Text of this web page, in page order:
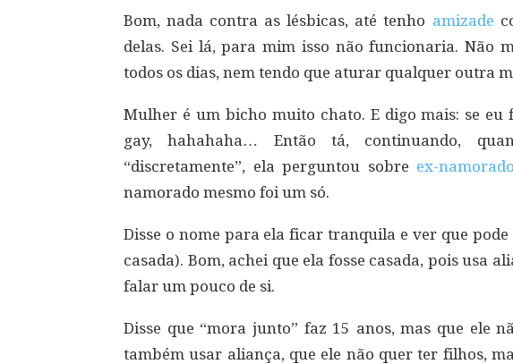
Bom, nada contra as lésbicas, até tenho amizade
delas. Sei lá, para mim isso não funcionaria. Não
todos os dias, nem tendo que aturar qualquer outra
Mulher é um bicho muito chato. E digo mais: se eu
gay, hahahaha… Então tá, continuando,
“discretamente”, ela perguntou sobre ex-
namorado mesmo foi um só.
Disse o nome para ela ficar tranquila e ver que
casada). Bom, achei que ela fosse casada, pois usa
falar um pouco de si.
Disse que “mora junto” faz 15 anos, mas que ele
também usar aliança, que ele não quer ter filhos,